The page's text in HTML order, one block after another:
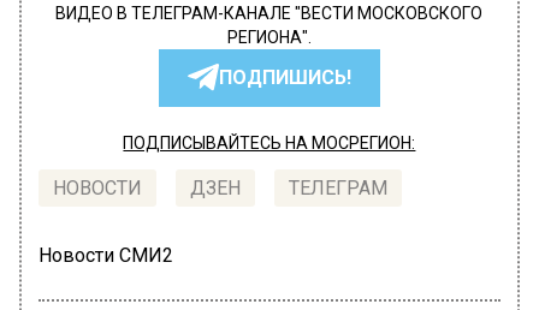
ВИДЕО В ТЕЛЕГРАМ-КАНАЛЕ "ВЕСТИ МОСКОВСКОГО
РЕГИОНА".
ПОДПИШИСЬ!
ПОДПИСЫВАЙТЕСЬ НА МОСРЕГИОН:
НОВОСТИ ДЗЕН ТЕЛЕГРАМ
Новости СМИ2